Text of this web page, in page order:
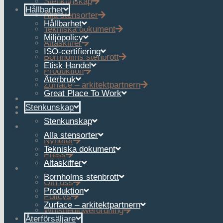
Alla stensorter
Tekniska dokument
Altaskiffer
Bornholms stenbrott
Produktion
Zurface – arkitektpartnern
Återförsäljare
Referenser
Nyheter
Nyheter
Press
Om oss
Om oss
Policys
Whistleblowerordning
Hållbarhet
Hållbarhet
Miljöpolicy
ISO-certifiering
Etisk Handel
Återbruk
Great Place To Work
Stenkunskap
Stenkunskap
Alla stensorter
Tekniska dokument
Altaskiffer
Bornholms stenbrott
Produktion
Zurface – arkitektpartnern
Återförsäljare